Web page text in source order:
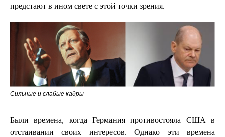
предстают в ином свете с этой точки зрения.
Сильные и слабые кадры
Были времена, когда Германия противостояла США в
отстаивании своих интересов. Однако эти времена